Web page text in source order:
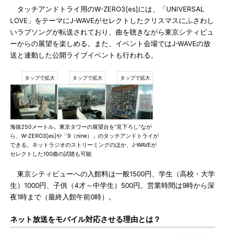
タッチアンドトライ用のW-ZERO3[es]には、「UNIVERSAL
LOVE」をテーマにJ-WAVEがセレクトしたクリスマスにふさわし
いラブソングが転送されており、曲を聴きながら東京シティビュ
ーからの展望を楽しめる。また、イベント会場ではJ-WAVEの放
送と連動した公開ライブイベントも行われる。
海抜250メートル。東京タワーの展望台を“見下ろし”なが
ら、W-ZERO3[es]や「9（nine）」のタッチアンドトライが
できる。ネットラジオのストリーミングのほか、J-WAVEが
セレクトした100曲の試聴も可能
東京シティビューへの入館料は一般1500円、学生（高校・大学
生）1000円、子供（4才～中学生）500円。営業時間は9時から深
夜1時まで（最終入館午前0時）。
ネット放送をモバイル対応させる理由とは？